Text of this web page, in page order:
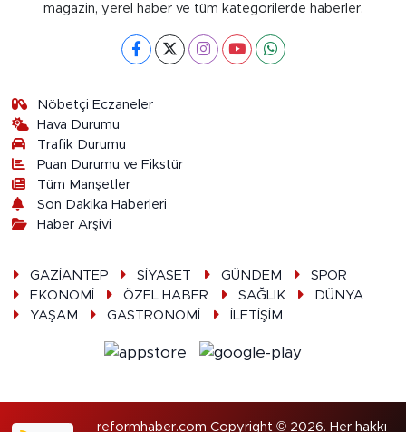
magazin, yerel haber ve tüm kategorilerde haberler.
Nöbetçi Eczaneler
Hava Durumu
Trafik Durumu
Puan Durumu ve Fikstür
Tüm Manşetler
Son Dakika Haberleri
Haber Arşivi
GAZİANTEP SİYASET GÜNDEM
SPOR
EKONOMİ
ÖZEL HABER SAĞLIK
DÜNYA
YAŞAM
GASTRONOMİ İLETİŞİM
reformhaber.com Copyright © 2026. Her hakkı